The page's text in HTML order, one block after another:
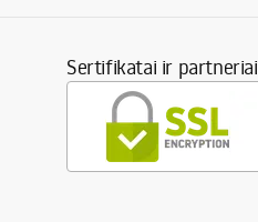
Sertifikatai ir partneriai